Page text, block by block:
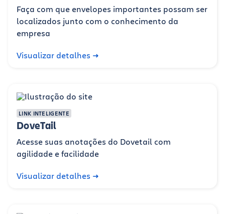
Faça com que envelopes importantes possam ser
localizados junto com o conhecimento da
empresa
Visualizar detalhes
LINK INTELIGENTE
DoveTail
Acesse suas anotações do Dovetail com
agilidade e facilidade
Visualizar detalhes